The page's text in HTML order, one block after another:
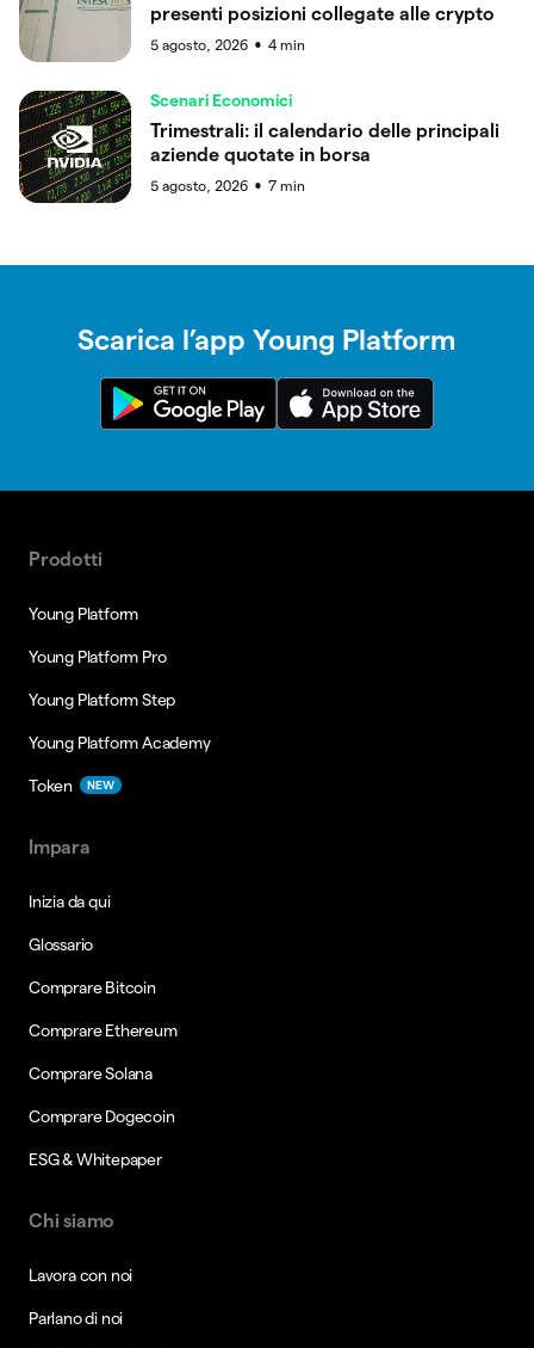
presenti posizioni collegate alle crypto
5 agosto, 2026 ● 4 min
Scenari Economici
Trimestrali: il calendario delle principali
aziende quotate in borsa
5 agosto, 2026 ● 7 min
Scarica l’app Young Platform
Prodotti
Young Platform
Young Platform Pro
Young Platform Step
Young Platform Academy
Token NEW
Impara
Inizia da qui
Glossario
Comprare Bitcoin
Comprare Ethereum
Comprare Solana
Comprare Dogecoin
ESG & Whitepaper
Chi siamo
Lavora con noi
Parlano di noi